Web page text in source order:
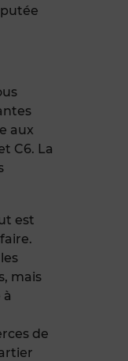
aux
C6. La
est
mais
à
de